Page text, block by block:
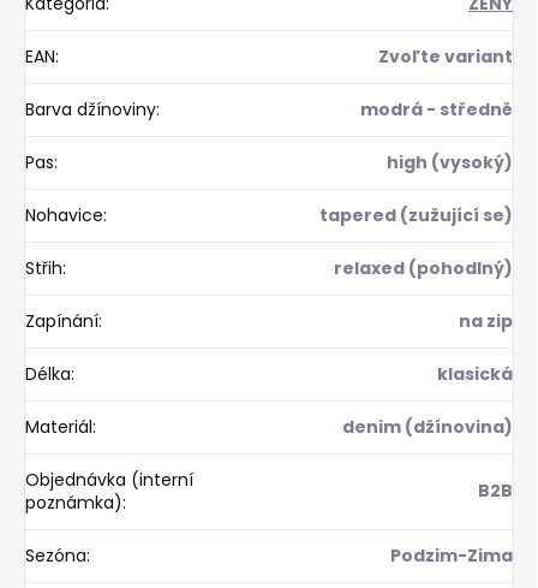
EAN: Zvoľte variant
Barva džínoviny: modrá - středně
Pas: high (vysoký)
Nohavice: tapered (zužující se)
Střih: relaxed (pohodlný)
Zapínání: na zip
Délka: klasická
Materiál: denim (džínovina)
Objednávka (interní
poznámka): B2B
Sezóna: Podzim-Zima